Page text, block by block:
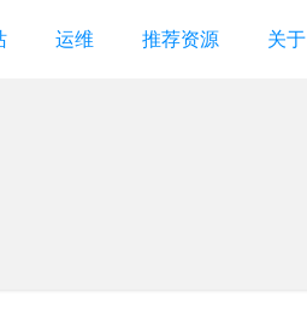
运维 推荐资源 关于